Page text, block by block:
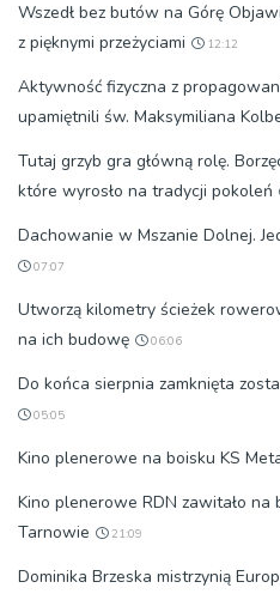
Wszedł bez butów na Górę
z pięknymi przeżyciami
12:12
Aktywność fizyczna z
upamiętnili św. Maksymiliana
Tutaj grzyb gra główną rolę.
które wyrosło na tradycji pokoleń
Dachowanie w Mszanie Dolnej.
07:07
Utworzą kilometry ścieżek
na ich budowę
06:06
Do końca sierpnia zamknięta
05:05
Kino plenerowe na boisku KS
Kino plenerowe RDN zawitało
Tarnowie
21:09
Dominika Brzeska mistrzynią